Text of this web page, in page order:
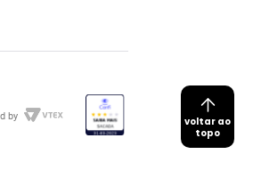
voltar ao
topo
by